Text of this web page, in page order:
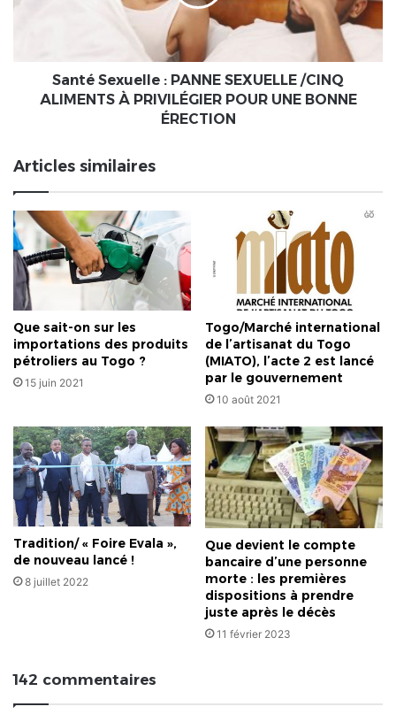
Santé Sexuelle : PANNE SEXUELLE /CINQ
ALIMENTS À PRIVILÉGIER POUR UNE BONNE
ÉRECTION
Articles similaires
Que sait-on sur les
importations des produits
pétroliers au Togo ?
15 juin 2021
Togo/Marché international
de l’artisanat du Togo
(MIATO), l’acte 2 est lancé
par le gouvernement
10 août 2021
Tradition/ « Foire Evala »,
de nouveau lancé !
8 juillet 2022
Que devient le compte
bancaire d’une personne
morte : les premières
dispositions à prendre
juste après le décès
11 février 2023
142 commentaires